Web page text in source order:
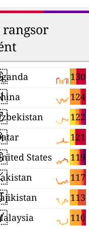
rangsor
130
124
122
121
119
States
117
113
110